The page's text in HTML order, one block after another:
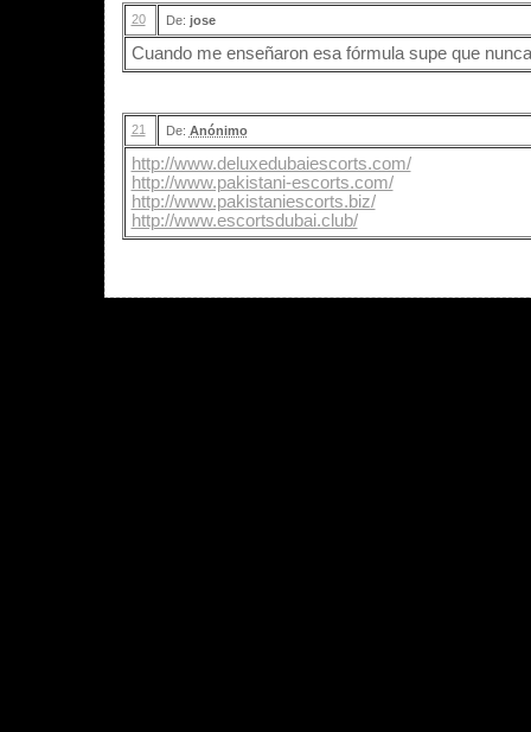
20 De: jose
Cuando me enseñaron esa fórmula supe que
21 De: Anónimo
http://www.deluxedubaiescorts.com/
http://www.pakistani-escorts.com/
http://www.pakistaniescorts.biz/
http://www.escortsdubai.club/